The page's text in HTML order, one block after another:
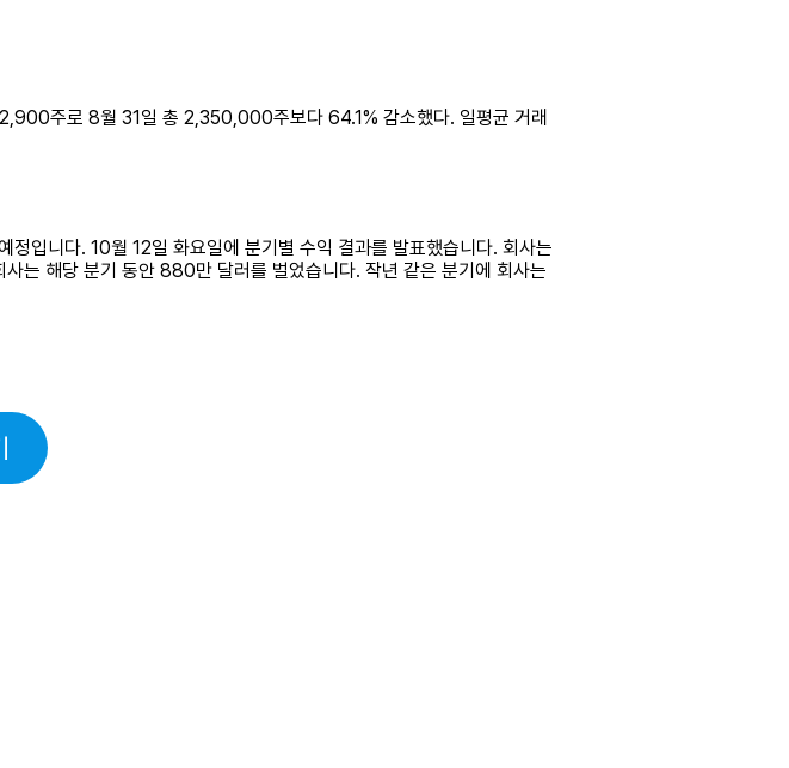
주로 8월 31일 총 2,350,000주보다 64.1% 감소했다. 일평균 거래
니다. 10월 12일 화요일에 분기별 수익 결과를 발표했습니다. 회사는
는 해당 분기 동안 880만 달러를 벌었습니다. 작년 같은 분기에 회사는